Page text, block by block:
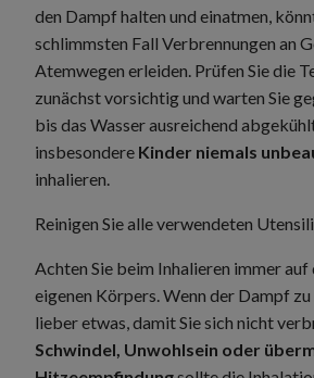
den Dampf halten und einatmen,
schlimmsten Fall Verbrennungen an
Atemwegen erleiden. Prüfen Sie die
zunächst vorsichtig und warten Sie
bis das Wasser ausreichend
insbesondere Kinder niemals
inhalieren.
Reinigen Sie alle verwendeten
Achten Sie beim Inhalieren immer auf
eigenen Körpers. Wenn der Dampf
lieber etwas, damit Sie sich nicht
Schwindel, Unwohlsein oder